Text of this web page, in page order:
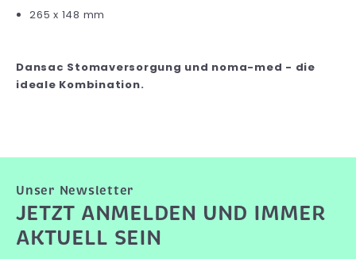
265 x 148 mm
Dansac Stomaversorgung und noma-med - die
ideale Kombination.
Unser Newsletter
JETZT ANMELDEN UND IMMER
AKTUELL SEIN